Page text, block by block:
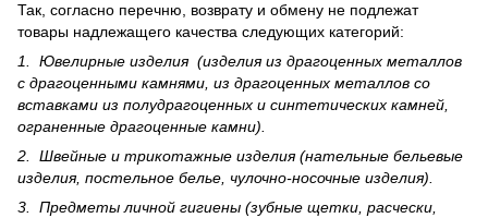
Так, согласно перечню, возврату и обмену не подлежат
товары надлежащего качества следующих категорий:
1. Ювелирные изделия (изделия из драгоценных металлов
с драгоценными камнями, из драгоценных металлов со
вставками из полудрагоценных и синте­тических камней,
ограненные драгоценные камни).
2. Швейные и трикотажные изделия (нательные бельевые
изделия, постельное белье, чулочно-носочные изделия).
3. Предметы личной гигиены (зубные щетки, расчески,